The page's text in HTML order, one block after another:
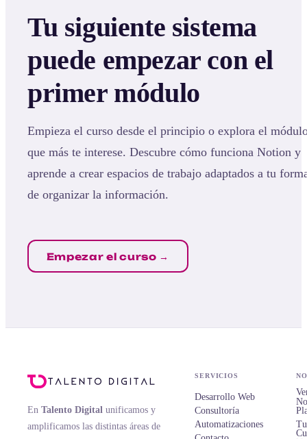
Tu siguiente sistema
puede empezar con el
primer módulo
Empieza el curso desde el principio o explora el
que más te interese. Descubre cómo funciona Notion y
aprende a crear espacios de trabajo adaptados a tu
de organizar la información.
Empezar el curso →
En Talento Digital unificamos y
amplificamos las distintas áreas de
SERVICIOS
Desarrollo Web
Consultoría
Automatizaciones